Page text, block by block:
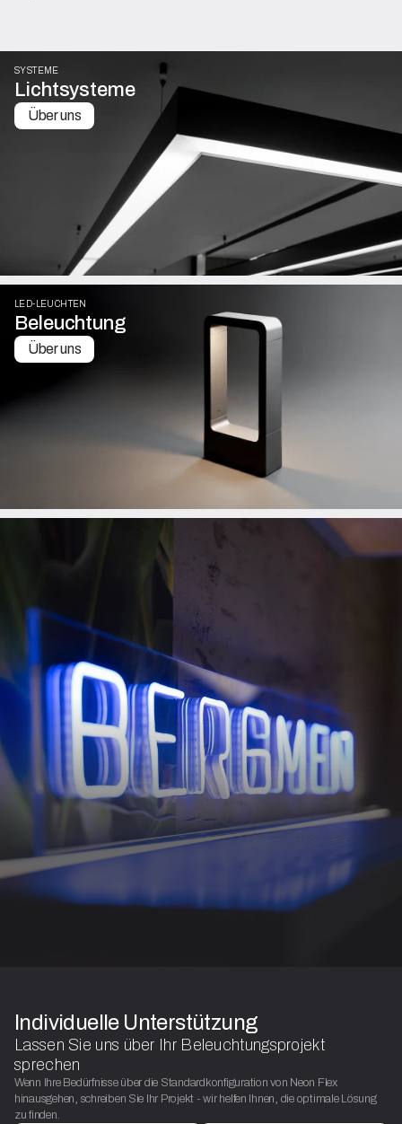
SYSTEME
Lichtsysteme
Über uns
LED-LEUCHTEN
Beleuchtung
Über uns
Individuelle Unterstützung
Lassen Sie uns über Ihr Beleuchtungsprojekt
sprechen
Wenn Ihre Bedürfnisse über die Standardkonfiguration von Neon Flex
hinausgehen, schreiben Sie Ihr Projekt - wir helfen Ihnen, die optimale Lösung
zu finden.